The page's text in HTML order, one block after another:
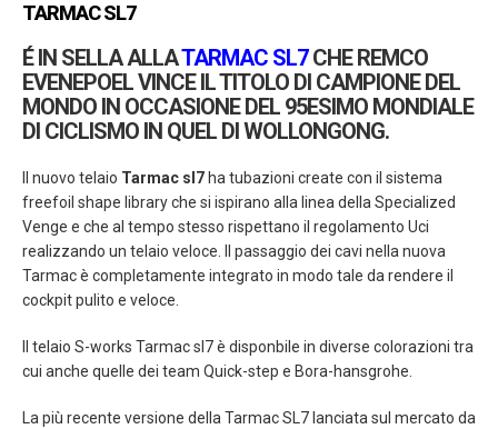
TARMAC SL7
É IN SELLA ALLATARMAC SL7CHE REMCO
EVENEPOEL VINCE IL TITOLO DI CAMPIONE DEL
MONDO IN OCCASIONE DEL 95ESIMO MONDIALE
DI CICLISMO IN QUEL DI WOLLONGONG.
Il nuovo telaio Tarmac sl7 ha tubazioni create con il sistema
freefoil shape library che si ispirano alla linea della Specialized
Venge e che al tempo stesso rispettano il regolamento Uci
realizzando un telaio veloce. Il passaggio dei cavi nella nuova
Tarmac è completamente integrato in modo tale da rendere il
cockpit pulito e veloce.
Il telaio S-works Tarmac sl7 è disponbile in diverse colorazioni tra
cui anche quelle dei team Quick-step e Bora-hansgrohe.
La più recente versione della Tarmac SL7 lanciata sul mercato da